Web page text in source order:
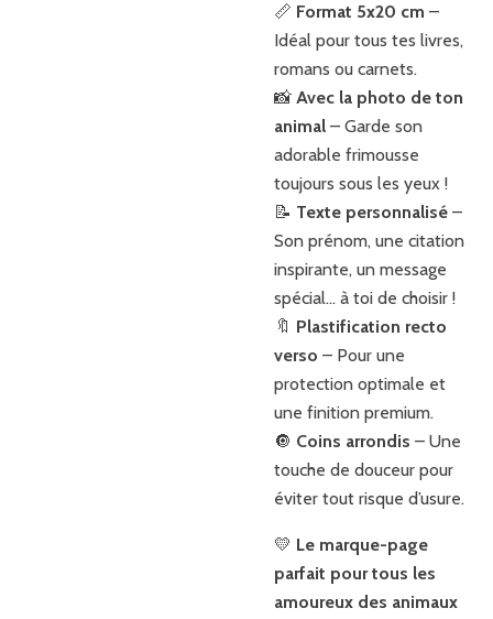
📏 Format 5x20 cm –
Idéal pour tous tes livres,
romans ou carnets.
📸 Avec la photo de ton
animal – Garde son
adorable frimousse
toujours sous les yeux !
📝 Texte personnalisé –
Son prénom, une citation
inspirante, un message
spécial… à toi de choisir !
🔖 Plastification recto
verso – Pour une
protection optimale et
une finition premium.
🔘 Coins arrondis – Une
touche de douceur pour
éviter tout risque d’usure.
💛 Le marque-page
parfait pour tous les
amoureux des animaux